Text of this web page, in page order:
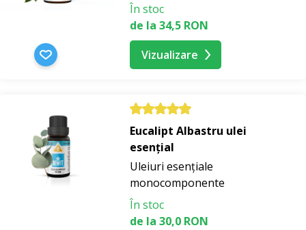
În stoc
de la 34,5 RON
Vizualizare
Eucalipt Albastru ulei
esențial
Uleiuri esențiale
monocomponente
În stoc
de la 30,0 RON